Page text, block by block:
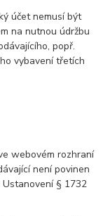
účet nemusí být
na nutnou údržbu
popř.
vybavení třetích
webovém rozhraní
není povinen
§ 1732